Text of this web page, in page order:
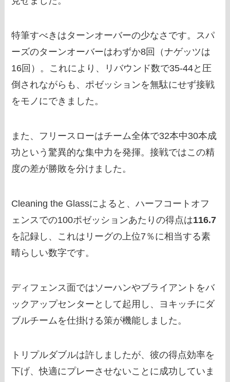
特筆すべきはターンオーバーの少なさです。スパ
ーズのターンオーバーはわずか8回（ナゲッツは
16回）。これにより、リバウンド数で35-44と圧
倒されながらも、ポゼッションを無駄にせず接戦
をモノにできました。
また、フリースローはチーム全体で32本中30本成
功という驚異的な集中力を発揮。接戦ではこの精
度の差が勝敗を分けました。
Cleaning the Glassによると、ハーフコートオフ
ェンスでの100ポゼッションあたりの得点は116.7
を記録し、これはリーグの上位7％に相当する素
晴らしい数字です。
ディフェンス面ではソーハンやブライアントをバ
ックアップセンターとして起用し、ヨキッチにダ
ブルチームを仕掛ける策が機能しました。
トリプルダブルは許しましたが、彼の得点効率を
下げ、快適にプレーさせないことに成功していま